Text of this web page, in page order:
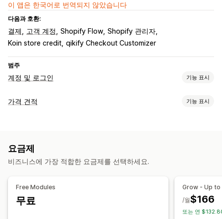
이 앱은 한국어로 번역되지 않았습니다
다음과 호환:
결제 고객 계정 Shopify Flow Shopify 관리자
Koin store credit qikify Checkout Customizer
범주
계정 및 로그인 기능 표시
계정 관리
승인 요청
가격 견적 기능 표시
맞춤 설정
요금제
비즈니스에 가장 적합한 요금제를 선택하세요.
Free Modules
무료
Grow - Up to
$166
/월
또는 연